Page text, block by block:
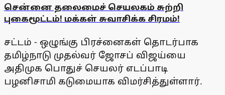
சென்னை தலைமைச் செயலகம் சுற்றி
புகைமூட்டம்! மக்கள் சுவாசிக்க சிரமம்!
சட்டம் - ஒழுங்கு பிரச்னைகள் தொடர்பாக
தமிழ்நாடு முதல்வர் ஜோசப் விஜய்யை
அதிமுக பொதுச் செயலர் எடப்பாடி
பழனிசாமி கடுமையாக விமர்சித்துள்ளார்.